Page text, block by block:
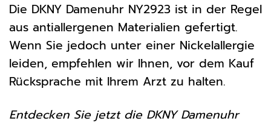
Die DKNY Damenuhr NY2923 ist in der Regel
aus antiallergenen Materialien gefertigt.
Wenn Sie jedoch unter einer Nickelallergie
leiden, empfehlen wir Ihnen, vor dem Kauf
Rücksprache mit Ihrem Arzt zu halten.
Entdecken Sie jetzt die DKNY Damenuhr